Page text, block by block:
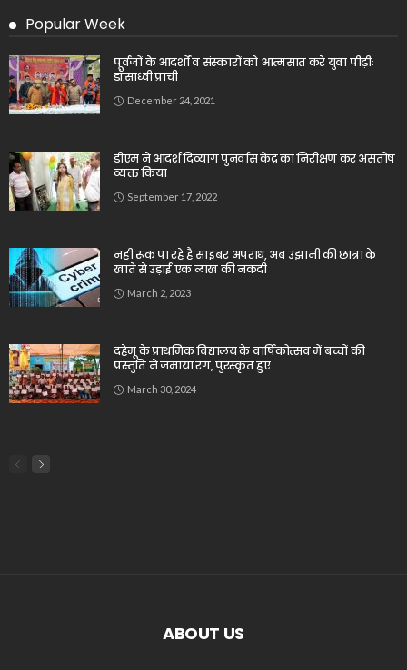
Popular Week
पूर्वजों के आदर्शों व संस्कारों को आत्मसात करे युवा पीढ़ीः
डॉ.साध्वी प्राची
December 24, 2021
डीएम ने आदर्श दिव्यांग पुनर्वास केंद्र का निरीक्षण कर असंतोष
व्यक्त किया
September 17, 2022
नही रूक पा रहे है साइबर अपराध, अब उझानी की छात्रा के
खाते से उड़ाई एक लाख की नकदी
March 2, 2023
दहेमू के प्राथमिक विद्यालय के वार्षिकोत्सव में बच्चों की
प्रस्तुति ने जमाया रंग, पुरस्कृत हुए
March 30, 2024
ABOUT US